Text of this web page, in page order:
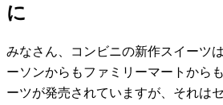
に
みなさん、コンビニの新作スイーツ
ーソンからもファミリーマートから
ーツが発売されていますが、それは